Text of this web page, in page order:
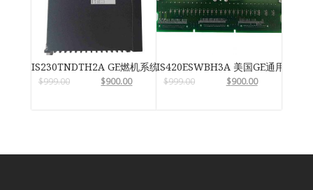
IS230TNDTH2A GE燃机系统
$999.00 $900.00
IS420ESWBH3A 美国GE通用电气
$999.00 $900.00